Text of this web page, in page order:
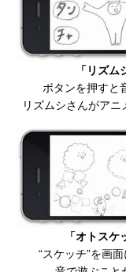
「リズム
ボタンを押すと
リズムシさんがアニ
「オトスケ
“スケッチ”を画